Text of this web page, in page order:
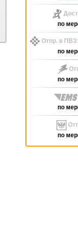
по
Отпр. в
по
по
по
по